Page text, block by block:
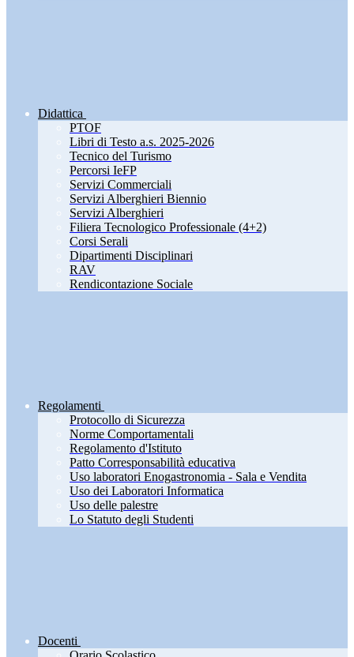
Didattica
PTOF
Libri di Testo a.s. 2025-2026
Tecnico del Turismo
Percorsi IeFP
Servizi Commerciali
Servizi Alberghieri Biennio
Servizi Alberghieri
Filiera Tecnologico Professionale (4+2)
Corsi Serali
Dipartimenti Disciplinari
RAV
Rendicontazione Sociale
Regolamenti
Protocollo di Sicurezza
Norme Comportamentali
Regolamento d'Istituto
Patto Corresponsabilità educativa
Uso laboratori Enogastronomia - Sala e Vendita
Uso dei Laboratori Informatica
Uso delle palestre
Lo Statuto degli Studenti
Docenti